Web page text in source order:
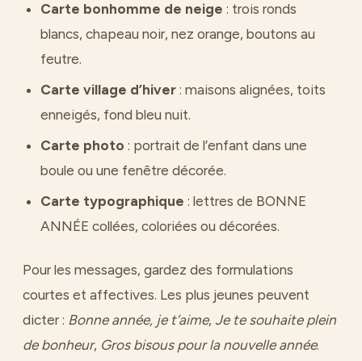
Carte bonhomme de neige : trois ronds
blancs, chapeau noir, nez orange, boutons au
feutre.
Carte village d’hiver : maisons alignées, toits
enneigés, fond bleu nuit.
Carte photo : portrait de l’enfant dans une
boule ou une fenêtre décorée.
Carte typographique : lettres de BONNE
ANNÉE collées, coloriées ou décorées.
Pour les messages, gardez des formulations
courtes et affectives. Les plus jeunes peuvent
dicter : Bonne année, je t’aime, Je te souhaite plein
de bonheur, Gros bisous pour la nouvelle année.